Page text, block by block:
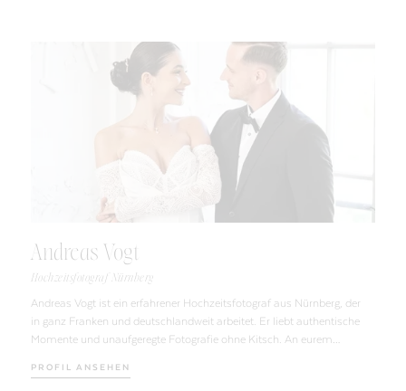
Andreas Vogt
Hochzeitsfotograf Nürnberg
Andreas Vogt ist ein erfahrener Hochzeitsfotograf aus Nürnberg, der
in ganz Franken und deutschlandweit arbeitet. Er liebt authentische
Momente und unaufgeregte Fotografie ohne Kitsch. An eurem
– der Fotograf hat nur einen Wunsch: „Seid ganz ihr selbst!“
PROFIL ANSEHEN